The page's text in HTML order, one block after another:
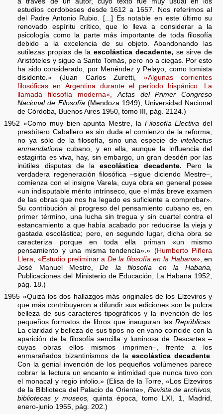
estudios cordobeses desde 1612 a 1657. Nos referimos al
del Padre Antonio Rubio. [...] Es notable en este último su
renovado espíritu crítico, que lo lleva a considerar a la
psicología como la parte más importante de toda filosofía
debido a la excelencia de su objeto. Abandonando las
sutilezas propias de la escolástica decadente, se sirve de
Aristóteles y sigue a Santo Tomás, pero no a ciegas. Por esto
ha sido considerado, por Menéndez y Pelayo, como tomista
disidente.» (Juan Carlos Zuretti, «Algunas corrientes
filosóficas en Argentina durante el período hispánico. La
llamada filosofía moderna»,
Actas del Primer Congreso
Nacional de Filosofía(Mendoza 1949), Universidad Nacional
de Córdoba, Buenos Aires 1950, tomo III, pág. 2124.)
1952 «Como muy bien apunta Mestre, la Filosofía Electiva del
presbítero Caballero es sin duda el comienzo de la reforma,
no ya sólo de la filosofía, sino una especie deintellectus
enmendatione cubano, y en ella, aunque la influencia del
estagirita es viva, hay, sin embargo, un gran desdén por las
inútiles disputas de laescolástica decadente. Pero la
verdadera regeneración filosófica –sigue diciendo Mestre–,
comienza con el insigne Varela, cuya obra en general posee
«un indisputable mérito intrínseco, que el más breve examen
de las obras que nos ha legado es suficiente a comprobar».
Su contribución al progreso del pensamiento cubano es, en
primer término, una lucha sin tregua y sin cuartel contra el
estancamiento a que había acabado por reducirse la vieja y
gastada escolástica; pero, en segundo lugar, dicha obra se
caracteriza porque en toda ella priman «un mismo
pensamiento y una misma tendencia».» (Humberto Piñera
Llera, «Estudio preliminar a De la filosofía en la Habana», en
José Manuel Mestre,De la filosofía en la Habana,
Publicaciones del Ministerio de Educación, La Habana 1952,
pág. 18.)
1955 «Quizá los dos hallazgos más originales de los Elzeviros y
que más contribuyeron a difundir sus ediciones son la pulcra
belleza de sus caracteres tipográficos y la invención de los
pequeños formatos de libros que inauguran lasRepúblicas.
La claridad y belleza de sus tipos no en vano coincide con la
aparición de la filosofía sencilla y luminosa de Descartes –
cuyas obras ellos mismos imprimen–, frente a los
enmarañados bizantinismos de laescolástica decadente
Con la genial invención de los pequeños volúmenes parece
cobrar la lectura un encanto e intimidad que nunca tuvo con
el monacal y regio infolio.» (Elisa de la Torre, «Los Elzeviros
de la Biblioteca del Palacio de Oriente», Revista de archivos,
bibliotecas y museos,
quinta época, tomo LXI, 1, Madrid,
enero-junio 1955, pág. 202.)